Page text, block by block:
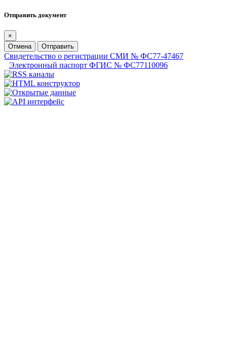
Отправить документ
×
Отмена
Отправить
Свидетельство о регистрации СМИ № ФС77-47467
Электронный паспорт ФГИС № ФС77110096